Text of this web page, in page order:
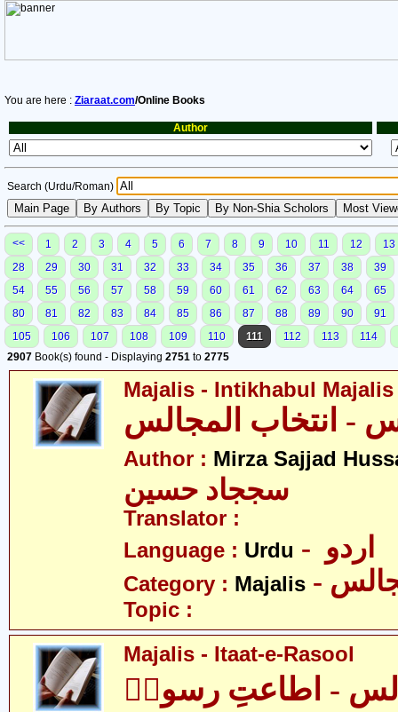
You are here : Ziaraat.com/Online Books
Author
Search (Urdu/Roman)
<< 1 2 3 4 5 6 7 8 9 10 11 12
13
28
29 30 31 32 33 34 35 36 37 38
39
54
55 56 57 58 59 60 61 62 63 64
65
80
81 82 83 84 85 86 87 88 89 90
91
105
106 107 108 109 110 111 112 113
114
2907 Book(s) found - Displaying 2751 to 2775
Majalis - Intikhabul Majalis
Author : Mirza Sajjad
سججاد حسین
Translator :
Language : Urdu
Category : Majalis
Topic :
Majalis - Itaat-e-Rasool
- اطاعتِ رسولؐ